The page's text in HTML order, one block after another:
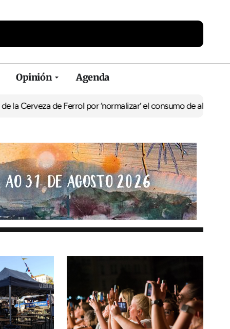
Opinión Agenda
Ferrol por ‘normalizar’ el consumo de alcoholDe Perlío a